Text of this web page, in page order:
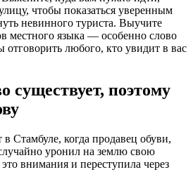
чтобы показаться уверенным
невинного туриста. Выучите
местного языка — особенно слово
отговорить любого, кто увидит в вас
существует, поэтому
в Стамбуле, когда продавец обуви,
уронил на землю свою
внимания и переступила через